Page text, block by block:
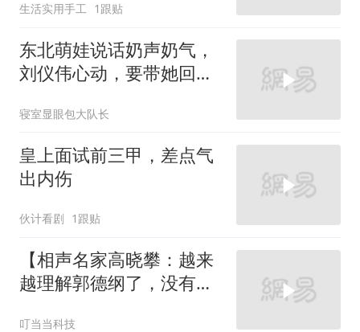
生活实用手工 1跟贴
东北萌娃说话奶声奶气，
刘仪伟心动，要带她回自
寝室显眼包大队长
皇上面试前三甲，差点气
出内伤
伙计看剧 1跟贴
【相声名家高晓攀：越来
越理解郭德纲了，没有一
叮当当科技